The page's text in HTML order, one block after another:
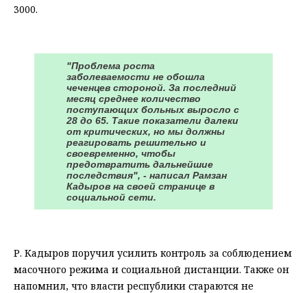
3000.
"Проблема роста
заболеваемости не обошла
чеченцев стороной. За последний
месяц среднее количество
поступающих больных выросло с
28 до 65. Такие показатели далеки
от критических, но мы должны
реагировать решительно и
своевременно, чтобы
предотвратить дальнейшие
последствия", - написал Рамзан
Кадыров на своей странице в
социальной сети.
Р. Кадыров поручил усилить контроль за соблюдением
масочного режима и социальной дистанции. Также он
напомнил, что власти республики стараются не